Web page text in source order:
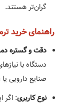
گران‌تر هستند.
راهنمای خرید
دقت و گستره
دستگاه با
صنایع دارویی
نوع کاربری: اگر